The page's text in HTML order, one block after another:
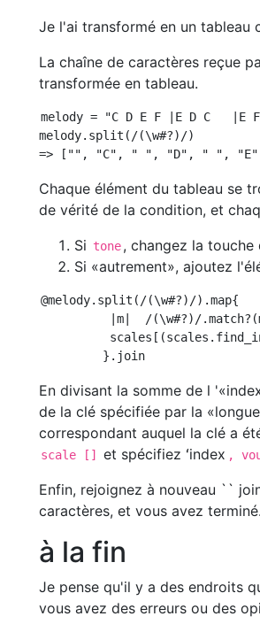
Je l'ai transformé en un tableau
La chaîne de caractères reçue
transformée en tableau.
melody = "C D E F |E D C   |E
melody.split(/(\w#?)/)
Chaque élément du tableau se
de vérité de la condition, et
Si tone, changez la touche
Si «autrement», ajoutez
@melody.split(/(\w#?)/).map{
|m|  /(\w#?)/
En divisant la somme de l
de la clé spécifiée par la
correspondant auquel la clé a
scale [] et spécifiez ʻindex ,
Enfin, rejoignez à nouveau ``
caractères, et vous avez terminé.
à la fin
Je pense qu'il y a des endroits
vous avez des erreurs ou des